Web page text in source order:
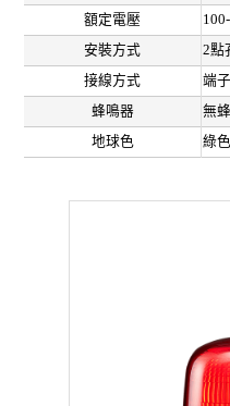
額定電壓
安裝方式
2點
接線方式
端
蜂鳴器
無
地球色
綠色